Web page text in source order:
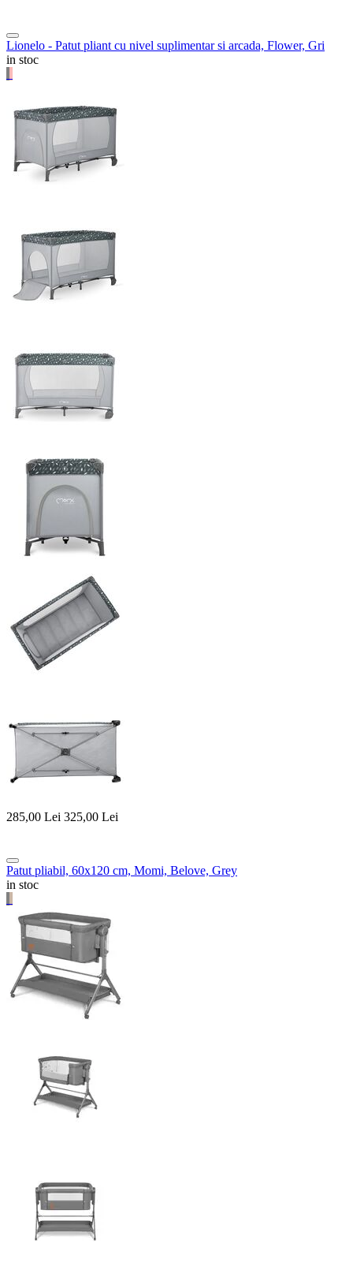
Lionelo - Patut pliant cu nivel suplimentar si arcada, Flower, Gri
in stoc
285,00 Lei 325,00 Lei
Patut pliabil, 60x120 cm, Momi, Belove, Grey
in stoc